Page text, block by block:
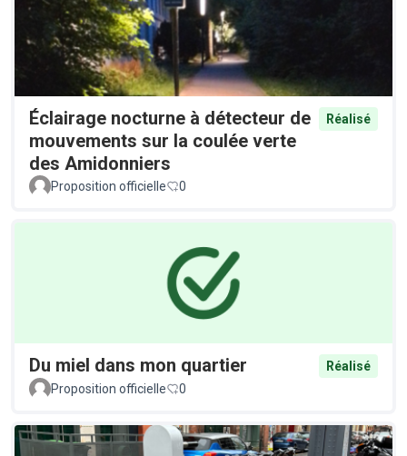
Éclairage nocturne à détecteur de
mouvements sur la coulée verte
des Amidonniers
Réalisé
Proposition officielle 0
Du miel dans mon quartier
Réalisé
Proposition officielle
0